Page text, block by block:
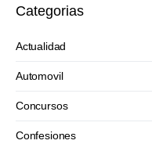
Categorias
Actualidad
Automovil
Concursos
Confesiones